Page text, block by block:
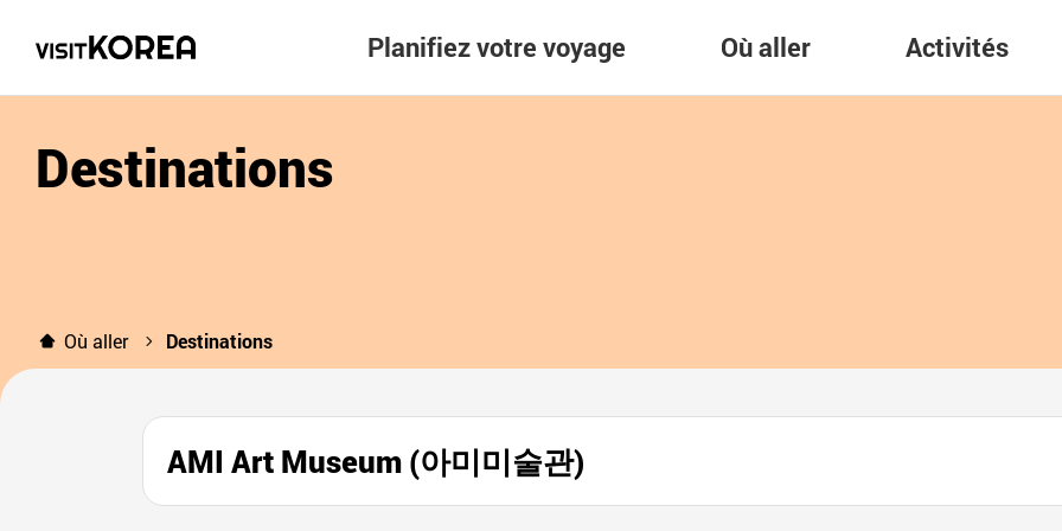
Planifiez votre voyage Où aller Activités
Destinations
Où aller Destinations
AMI Art Museum (아미미술관)